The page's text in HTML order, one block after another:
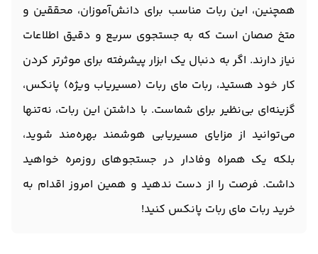
همچنین، این ربات مناسب برای دانش‌آموزان، محققین و
متخ صصان است که به جستجوی سریع و دقیق اطلاعات
نیاز دارند. اگر به دنبال یک ابزار پیشرفته برای موثرتر کردن
کار خود هستید، ربات مای ربات (مسیریاب ویژه) پانکس،
گزینه‌ای بی‌نظیر برای شماست. با داشتن این ربات، نه‌تنها
می‌توانید از مزایای مسیریابی هوشمند بهره‌مند شوید،
بلکه یک همراه وفادار در جستجوهای روزمره خواهید
داشت. فرصت را از دست ندهید و همین امروز اقدام به
خرید ربات مای ربات پانکس کنید!